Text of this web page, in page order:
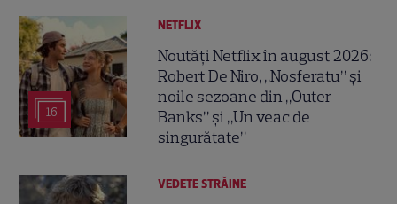
16
NETFLIX
Noutăți Netflix în august 2026:
Robert De Niro, „Nosferatu” și
noile sezoane din „Outer
Banks” și „Un veac de
singurătate”
VEDETE STRĂINE